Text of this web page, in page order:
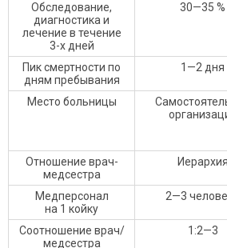
Обследование,
диагностика и
лечение в течение
3-х дней
30—35 %
Пик смертности по
дням пребывания
1—2 дня
Место больницы
Отношение врач-
медсестра
Иерархия
Медперсонал
на 1 койку
2—3
Соотношение врач/
медсестра
1:2—3